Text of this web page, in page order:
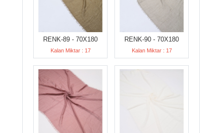
RENK-89 - 70X180
Kalan Miktar : 17
RENK-90 - 70X180
Kalan Miktar : 17